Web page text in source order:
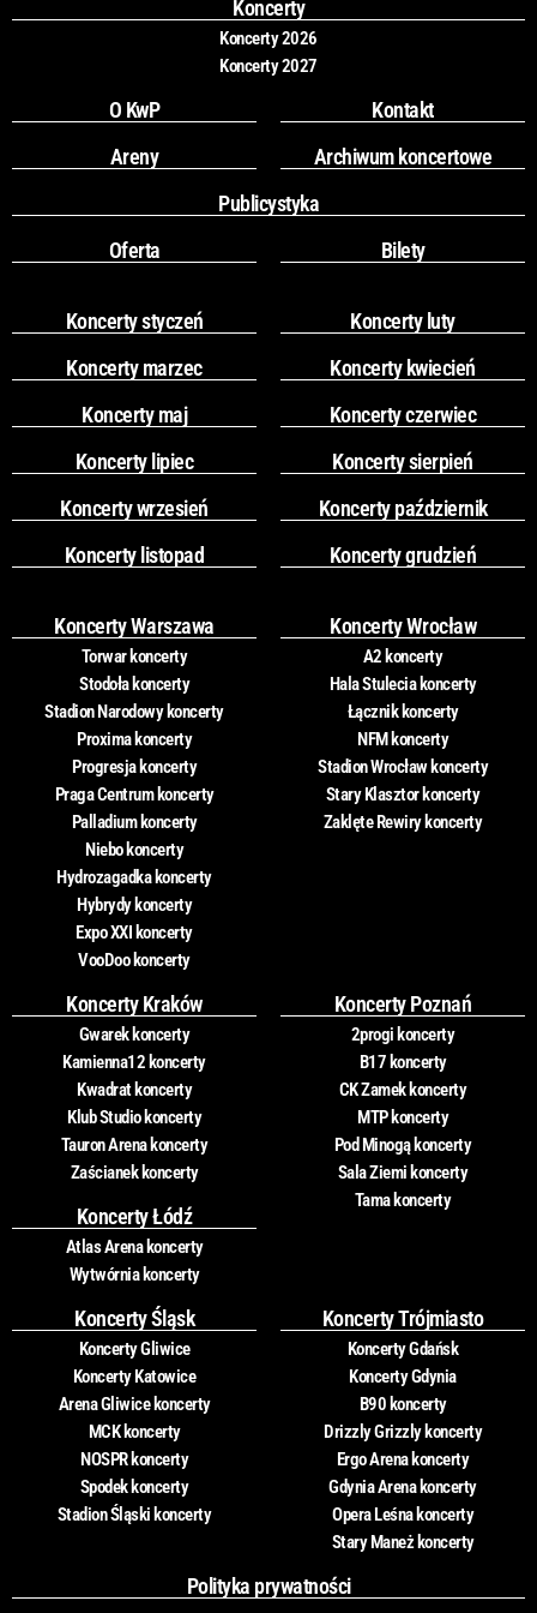
m
Koncerty
Koncerty 2026
Koncerty 2027
O KwP
Kontakt
Areny
Archiwum koncertowe
Publicystyka
Oferta
Bilety
Koncerty styczeń
Koncerty luty
Koncerty marzec
Koncerty kwiecień
Koncerty maj
Koncerty czerwiec
Koncerty lipiec
Koncerty sierpień
Koncerty wrzesień
Koncerty październik
Koncerty listopad
Koncerty grudzień
Koncerty Warszawa
Torwar koncerty
Stodoła koncerty
Stadion Narodowy koncerty
Proxima koncerty
Progresja koncerty
Praga Centrum koncerty
Palladium koncerty
Niebo koncerty
Hydrozagadka koncerty
Hybrydy koncerty
Expo XXI koncerty
VooDoo koncerty
Koncerty Wrocław
A2 koncerty
Hala Stulecia koncerty
Łącznik koncerty
NFM koncerty
Stadion Wrocław koncerty
Stary Klasztor koncerty
Zaklęte Rewiry koncerty
Koncerty Kraków
Gwarek koncerty
Kamienna12 koncerty
Kwadrat koncerty
Klub Studio koncerty
Tauron Arena koncerty
Zaścianek koncerty
Koncerty Łódź
Atlas Arena koncerty
Wytwórnia koncerty
Koncerty Poznań
2progi koncerty
B17 koncerty
CK Zamek koncerty
MTP koncerty
Pod Minogą koncerty
Sala Ziemi koncerty
Tama koncerty
Koncerty Śląsk
Koncerty Gliwice
Koncerty Katowice
Arena Gliwice koncerty
MCK koncerty
NOSPR koncerty
Spodek koncerty
Stadion Śląski koncerty
Koncerty Trójmiasto
Koncerty Gdańsk
Koncerty Gdynia
B90 koncerty
Drizzly Grizzly koncerty
Ergo Arena koncerty
Gdynia Arena koncerty
Opera Leśna koncerty
Stary Maneż koncerty
Polityka prywatności